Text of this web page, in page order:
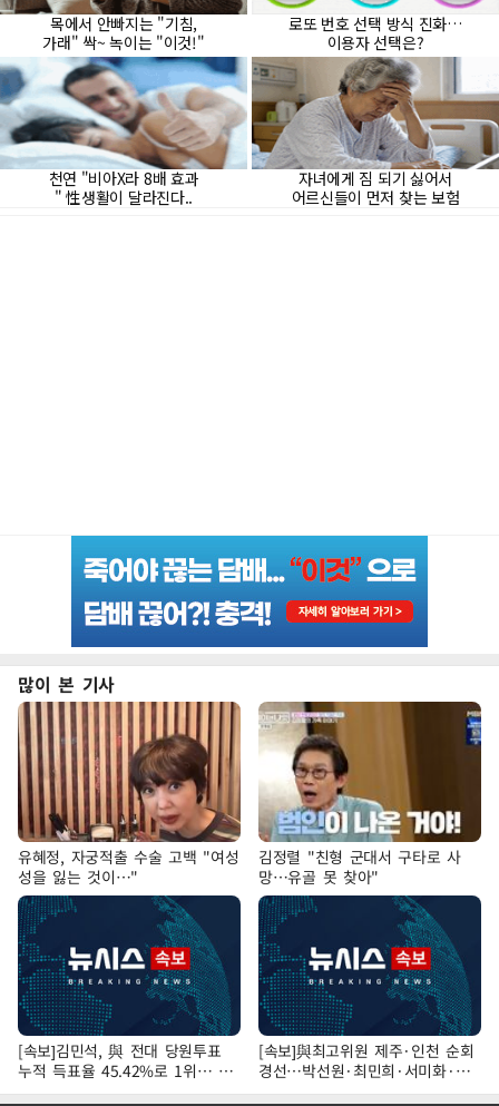
많이 본 기사
유혜정, 자궁적출 수술 고백 "여성
성을 잃는 것이…"
김정렬 "친형 군대서 구타로 사
망…유골 못 찾아"
[속보]김민석, 與 전대 당원투표
누적 득표율 45.42%로 1위… 정
청래 44.56%
[속보]與최고위원 제주·인천 순회
경선…박선원·최민희·서미화·한
민수·김용 순